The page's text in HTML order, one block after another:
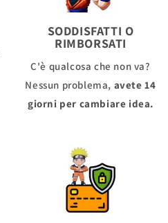
SODDISFATTI O
RIMBORSATI
C'è qualcosa che non va?
Nessun problema, avete 14
giorni per cambiare idea.